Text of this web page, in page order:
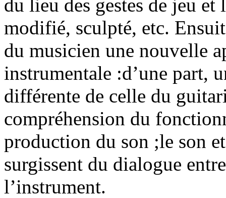
du lieu des gestes de jeu
modifié, sculpté, etc.
du musicien une nouvelle
instrumentale :d’une part,
différente de celle du
compréhension du
production du son ;le son
surgissent du dialogue
l’instrument.